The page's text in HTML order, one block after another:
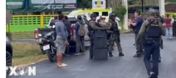
Trí tuệ nhân tạo - 'con dao hai lưỡi'
trong hoạt động báo chí
23/07/2026 06:59